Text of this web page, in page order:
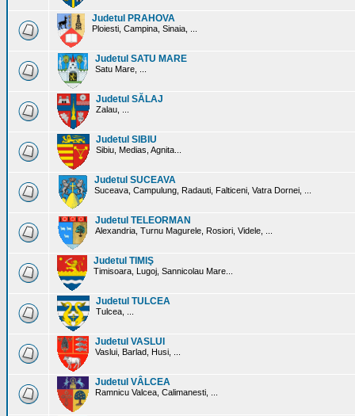
Judetul PRAHOVA
Ploiesti, Campina, Sinaia, ...
Judetul SATU MARE
Satu Mare, ...
Judetul SĂLAJ
Zalau, ...
Judetul SIBIU
Sibiu, Medias, Agnita...
Judetul SUCEAVA
Suceava, Campulung, Radauti, Falticeni, Vatra Dornei, ...
Judetul TELEORMAN
Alexandria, Turnu Magurele, Rosiori, Videle, ...
Judetul TIMIŞ
Timisoara, Lugoj, Sannicolau Mare...
Judetul TULCEA
Tulcea, ...
Judetul VASLUI
Vaslui, Barlad, Husi, ...
Judetul VÂLCEA
Ramnicu Valcea, Calimanesti, ...